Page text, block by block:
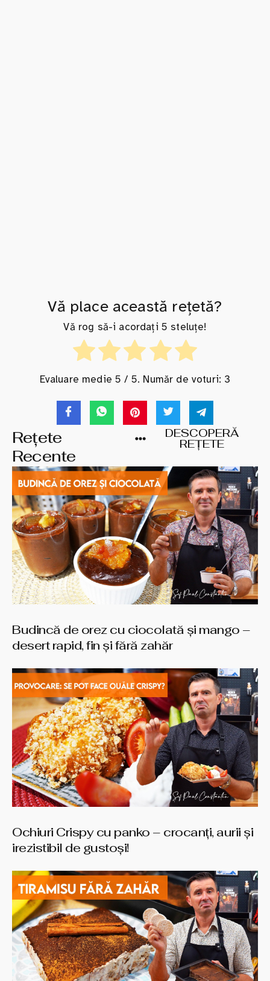
Vă place această rețetă?
Vă rog să-i acordați 5 steluțe!
Evaluare medie5 / 5. Număr de voturi: 3
Rețete
Recente
DESCOPERĂ
REȚETE
Budincă de orez cu ciocolată și mango –
desert rapid, fin și fără zahăr
Ochiuri Crispy cu panko – crocanți, aurii și
irezistibil de gustoși!